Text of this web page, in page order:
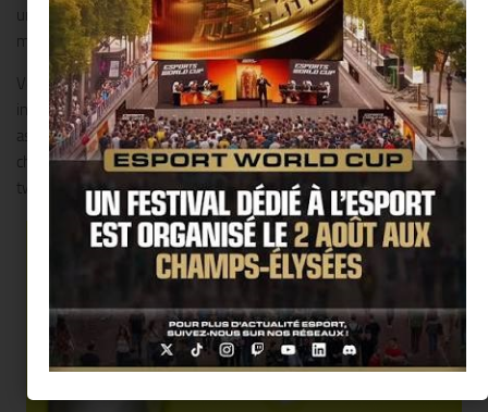
une nouvelle expérience de dégustation autour du brunch et de la
mixologie.
Venez profiter d’un moment agréable et original dans des lieux
innovants autour du « Brunch Veuve Clicquot », véritable
association de la gastronomie et du Veuve Clicquot RICH,
champagne dédié à la mixologie, le tout dans une ambiance «
twistée ».